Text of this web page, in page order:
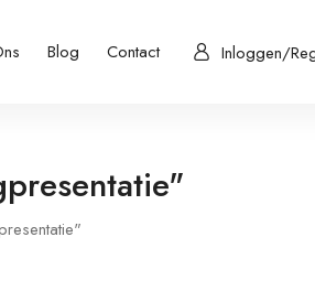
Blog Contact Inloggen/